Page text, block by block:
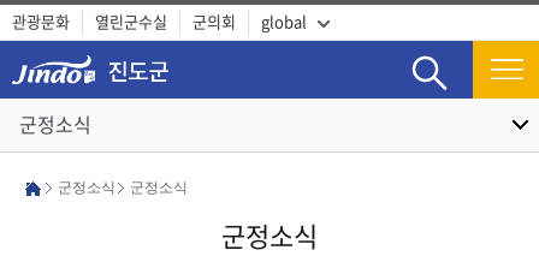
검색
관광문화 열린군수실 군의회 global
군정소식
군정소식 군정소식
군정소식